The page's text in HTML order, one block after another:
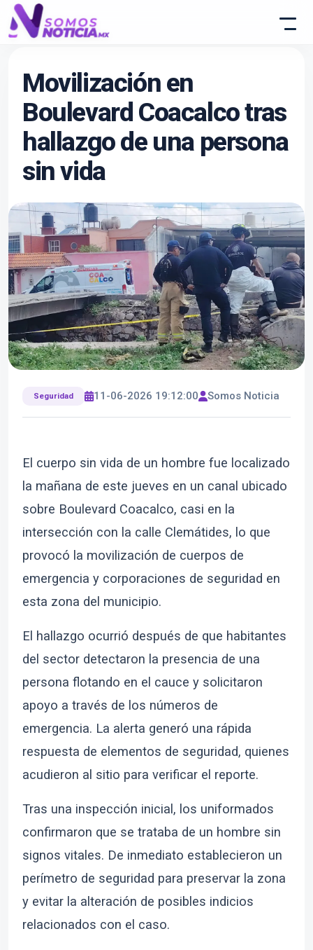
Movilización en
Boulevard Coacalco tras
hallazgo de una persona
sin vida
Seguridad 11-06-2026 19:12:00 Somos Noticia
El cuerpo sin vida de un hombre fue localizado
la mañana de este jueves en un canal ubicado
sobre Boulevard Coacalco, casi en la
intersección con la calle Clemátides, lo que
provocó la movilización de cuerpos de
emergencia y corporaciones de seguridad en
esta zona del municipio.
El hallazgo ocurrió después de que habitantes
del sector detectaron la presencia de una
persona flotando en el cauce y solicitaron
apoyo a través de los números de
emergencia. La alerta generó una rápida
respuesta de elementos de seguridad, quienes
acudieron al sitio para verificar el reporte.
Tras una inspección inicial, los uniformados
confirmaron que se trataba de un hombre sin
signos vitales. De inmediato establecieron un
perímetro de seguridad para preservar la zona
y evitar la alteración de posibles indicios
relacionados con el caso.